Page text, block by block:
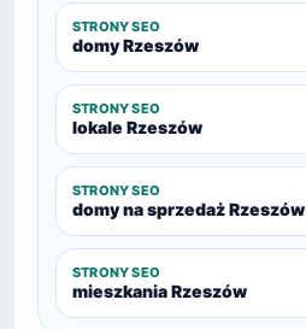
STRONY SEO
domy Rzeszów
STRONY SEO
lokale Rzeszów
STRONY SEO
domy na sprzedaż Rzeszów
STRONY SEO
mieszkania Rzeszów